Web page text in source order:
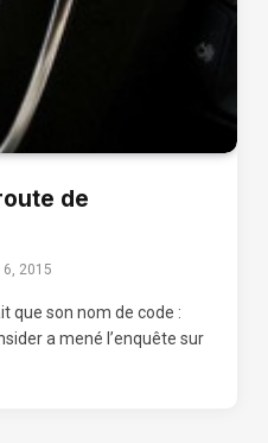
de
2015
que son nom de code :
a mené l’enquête sur